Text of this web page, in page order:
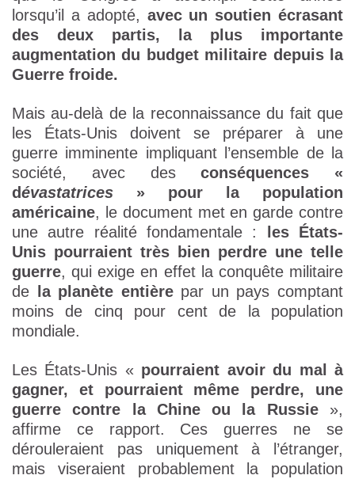
lorsqu’il a adopté, avec un soutien écrasant
des deux partis, la plus importante
augmentation du budget militaire depuis la
Guerre froide.
Mais au-delà de la reconnaissance du fait que
les États-Unis doivent se préparer à une
guerre imminente impliquant l’ensemble de la
société, avec desconséquences «
dévastatrices » pour la population
américaine, le document met en garde contre
une autre réalité fondamentale :
les États-
Unis pourraient très bien perdre une telle
guerre, qui exige en effet la conquête militaire
de
la planète entièrepar un pays comptant
moins de cinq pour cent de la population
mondiale.
Les États-Unis « pourraient avoir du mal à
gagner, et pourraient même perdre, une
guerre contre la Chine ou la Russie»,
affirme ce rapport. Ces guerres ne se
dérouleraient pas uniquement à l’étranger,
mais viseraient probablement la population